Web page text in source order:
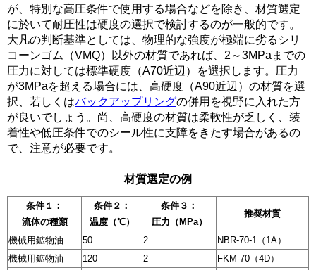
が、特別な高圧条件で使用する場合などを除き、材質選定
に於いて耐圧性は硬度の選択で検討するのが一般的です。
大凡の判断基準としては、物理的な強度が極端に劣るシリ
コーンゴム（VMQ）以外の材質であれば、2～3MPaまでの
圧力に対しては標準硬度（A70近辺）を選択します。圧力
が3MPaを超える場合には、高硬度（A90近辺）の材質を選
択、若しくはバックアップリングの併用を視野に入れた方
が良いでしょう。尚、高硬度の材質は柔軟性が乏しく、装
着性や低圧条件でのシール性に支障をきたす場合があるの
で、注意が必要です。
材質選定の例
条件１：
流体の種類
条件２：
温度（℃）
条件３：
圧力（MPa）
推奨材質
機械用鉱物油 50 2
NBR-70-1（1A）
機械用鉱物油
120 2
FKM-70（4D）